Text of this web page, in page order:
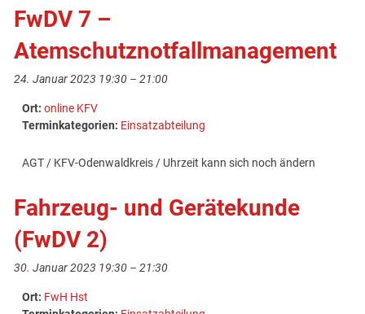
FwDV 7 –
Atemschutznotfallmanagement
24. Januar 2023 19:30 –21:00
Ort: online KFV
Terminkategorien: Einsatzabteilung
AGT / KFV-Odenwaldkreis / Uhrzeit kann sich noch ändern
Fahrzeug- und Gerätekunde
(FwDV 2)
30. Januar 2023 19:30 –21:30
Ort: FwH Hst